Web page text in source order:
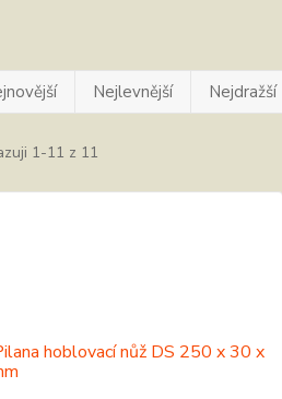
Nejlevnější Nejdražší
1-11 z 11